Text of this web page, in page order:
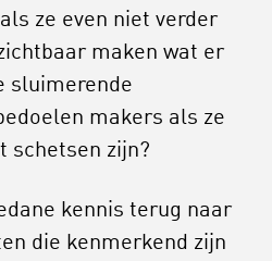
ze even niet verder
maken wat er
sluimerende
makers als ze
schetsen zijn?
kennis terug naar
die kenmerkend zijn